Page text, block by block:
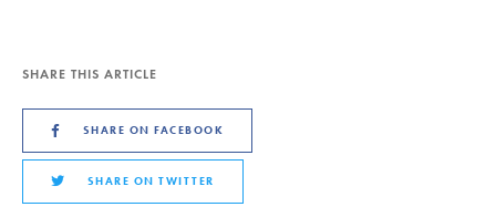
SHARE THIS ARTICLE
SHARE ON FACEBOOK
SHARE ON TWITTER